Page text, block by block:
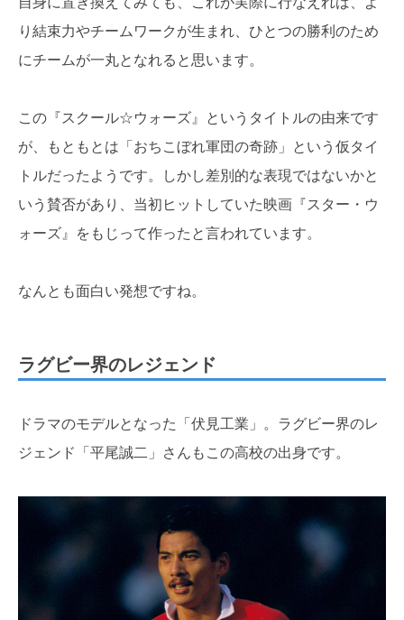
り結束力やチームワークが生まれ、ひとつの勝利のため
にチームが一丸となれると思います。
この『スクール☆ウォーズ』というタイトルの由来です
が、もともとは「おちこぼれ軍団の奇跡」という仮タイ
トルだったようです。しかし差別的な表現ではないかと
いう賛否があり、当初ヒットしていた映画『スター・ウ
ォーズ』をもじって作ったと言われています。
なんとも面白い発想ですね。
ラグビー界のレジェンド
ドラマのモデルとなった「伏見工業」。ラグビー界のレ
ジェンド「平尾誠二」さんもこの高校の出身です。